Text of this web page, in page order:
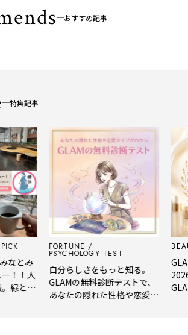
おすすめ記事
特集記事
み
人
FORTUNE
PSYCHOLOGY TEST
自分らしさをもっと知る。
GLAMの無料診断テストで、
あなたの隠れた性格や恋愛タ
BEAUTY
GLAM
2026 上
GLAM編
年上半期